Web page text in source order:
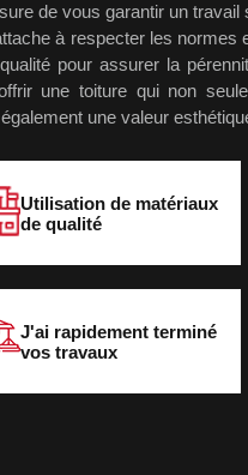
de vous garantir un travail
à respecter les normes
pour assurer la
une toiture qui non
une valeur
Utilisation de matériaux
de qualité
J'ai rapidement terminé
vos travaux